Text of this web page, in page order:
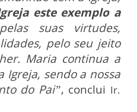
este exemplo a
suas virtudes,
pelo seu jeito
Maria continua a
Igreja, sendo a nossa
do Pai”, conclui Ir.